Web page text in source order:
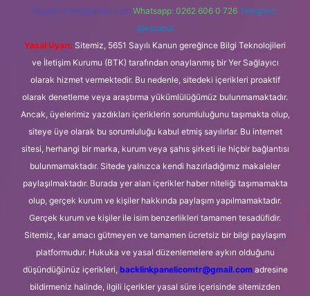
forumhizmeti@gmail.com Whatsapp: 0262 606 0 726 Telegram:
@karabul
Yasal Uyarı: Sitemiz, 5651 Sayılı Kanun gereğince Bilgi Teknolojileri
ve İletişim Kurumu (BTK) tarafından onaylanmış bir Yer Sağlayıcı
olarak hizmet vermektedir. Bu nedenle, sitedeki içerikleri proaktif
olarak denetleme veya araştırma yükümlülüğümüz bulunmamaktadır.
Ancak, üyelerimiz yazdıkları içeriklerin sorumluluğunu taşımakta olup,
siteye üye olarak bu sorumluluğu kabul etmiş sayılırlar. Bu internet
sitesi, herhangi bir marka, kurum veya şahıs şirketi ile hiçbir bağlantısı
bulunmamaktadır. Sitede yalnızca kendi hazırladığımız makaleler
paylaşılmaktadır. Burada yer alan içerikler haber niteliği taşımamakta
olup, gerçek kurum ve kişiler hakkında paylaşım yapılmamaktadır.
Gerçek kurum ve kişiler ile isim benzerlikleri tamamen tesadüfidir.
Sitemiz, kar amacı gütmeyen ve tamamen ücretsiz bir bilgi paylaşım
platformudur. Hukuka ve yasal düzenlemelere aykırı olduğunu
düşündüğünüz içerikleri, backlinkpanelicomtr@gmail.comadresine
bildirmeniz halinde, ilgili içerikler yasal süre içerisinde sitemizden